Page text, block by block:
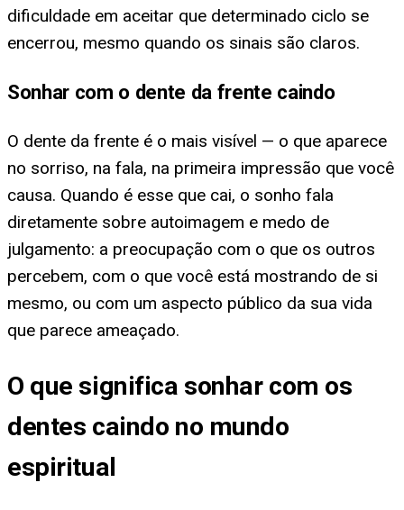
dificuldade em aceitar que determinado ciclo se
encerrou, mesmo quando os sinais são claros.
Sonhar com o dente da frente caindo
O dente da frente é o mais visível — o que aparece
no sorriso, na fala, na primeira impressão que você
causa. Quando é esse que cai, o sonho fala
diretamente sobre autoimagem e medo de
julgamento: a preocupação com o que os outros
percebem, com o que você está mostrando de si
mesmo, ou com um aspecto público da sua vida
que parece ameaçado.
O que significa sonhar com os
dentes caindo no mundo
espiritual